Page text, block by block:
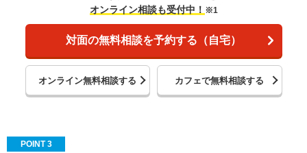
オンライン相談も受付中！ ※1
対面の無料相談を予約する（自宅）
オンライン無料相談する カフェで無料相談する
POINT 3